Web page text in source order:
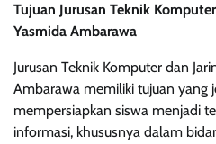
Tujuan Jurusan Teknik
Yasmida Ambarawa
Jurusan Teknik Komputer dan
Ambarawa memiliki tujuan yang
mempersiapkan siswa menjadi
informasi, khususnya dalam